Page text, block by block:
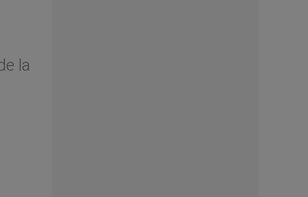
la